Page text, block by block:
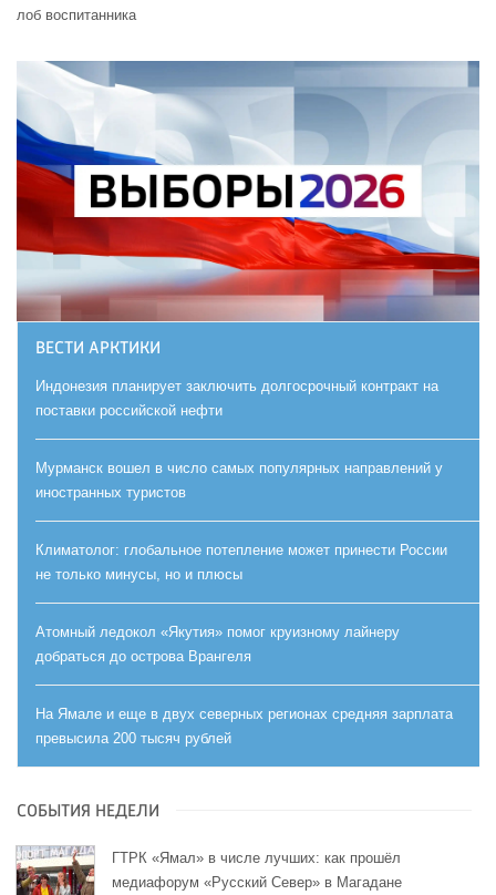
лоб воспитанника
ВЕСТИ АРКТИКИ
Индонезия планирует заключить долгосрочный контракт на
поставки российской нефти
Мурманск вошел в число самых популярных направлений у
иностранных туристов
Климатолог: глобальное потепление может принести России
не только минусы, но и плюсы
Атомный ледокол «Якутия» помог круизному лайнеру
добраться до острова Врангеля
На Ямале и еще в двух северных регионах средняя зарплата
превысила 200 тысяч рублей
СОБЫТИЯ НЕДЕЛИ
ГТРК «Ямал» в числе лучших: как прошёл
медиафорум «Русский Север» в Магадане